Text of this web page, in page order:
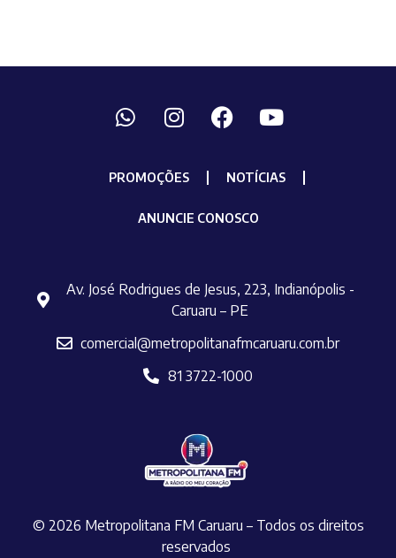
PROMOÇÕES NOTÍCIAS
ANUNCIE CONOSCO
Av. José Rodrigues de Jesus, 223, Indianópolis -
Caruaru – PE
comercial@metropolitanafmcaruaru.com.br
81 3722-1000
© 2026 Metropolitana FM Caruaru – Todos os direitos
reservados